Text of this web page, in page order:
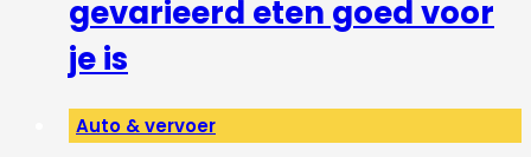
gevarieerd eten goed voor
je is
Auto & vervoer